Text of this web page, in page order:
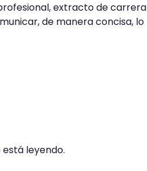
extracto de carrera
de manera concisa, lo
leyendo.